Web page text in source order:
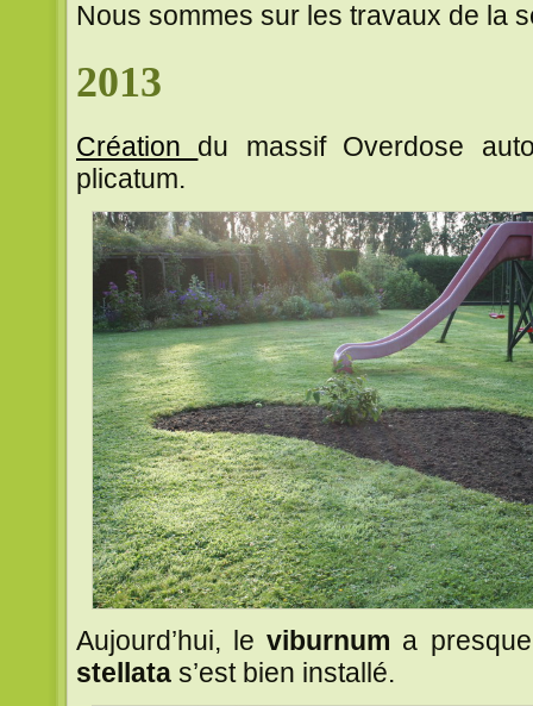
Nous sommes sur les travaux de la
2013
Création du massif Overdose
plicatum.
Aujourd’hui, leviburnum a
stellata s’est bien installé.